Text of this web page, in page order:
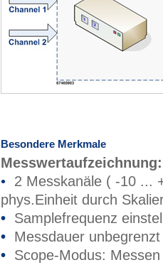
Besondere Merkmale
Messwertaufzeichnung:
• 2 Messkanäle ( -10 ...
phys.Einheit durch
• Samplefrequenz
• Messdauer unbegrenzt
• Scope-Modus: